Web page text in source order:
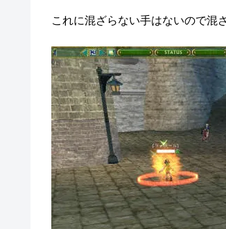
これに混ざらない手はないので混